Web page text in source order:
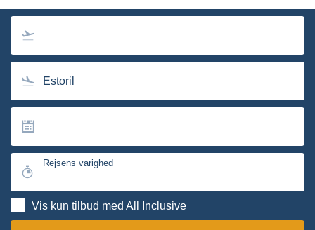
Estoril
Rejsens varighed
Vis kun tilbud med All Inclusive